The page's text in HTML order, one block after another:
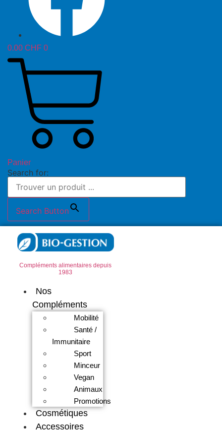
0.00 CHF 0
Panier
Search for:
Search Button
Compléments alimentaires depuis
1983
Nos
Compléments
Mobilité
Santé /
Immunitaire
Sport
Minceur
Vegan
Animaux
Promotions
Cosmétiques
Accessoires